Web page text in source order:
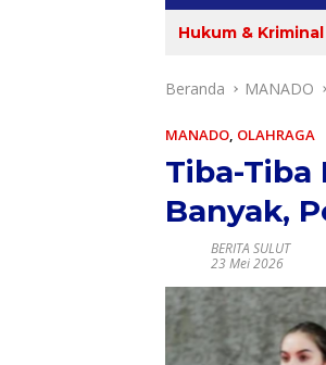
Hukum & Kriminal
Beranda MANADO
MANADO, OLAHRAGA
Tiba-Tiba
Banyak,
BERITA SULUT
23 Mei 2026